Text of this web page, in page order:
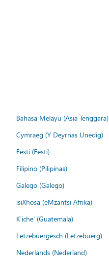
Bahasa Melayu (Asia Tenggara)
Cymraeg (Y Deyrnas Unedig)
Eesti (Eesti)
Filipino (Pilipinas)
Galego (Galego)
isiXhosa (eMzantsi Afrika)
K'iche' (Guatemala)
Lëtzebuergesch (Lëtzebuerg)
Nederlands (Nederland)